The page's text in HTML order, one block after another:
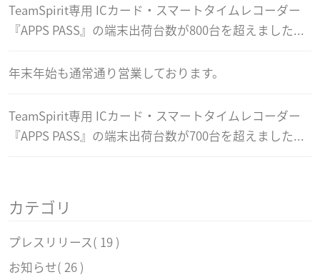
TeamSpirit専用 ICカード・スマートタイムレコーダー
『APPS PASS』の端末出荷台数が800台を超えました...
年末年始も通常通り営業しております。
TeamSpirit専用 ICカード・スマートタイムレコーダー
『APPS PASS』の端末出荷台数が700台を超えました...
カテゴリ
プレスリリース( 19 )
お知らせ( 26 )